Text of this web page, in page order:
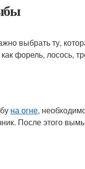
выбрать ту,
форель, лосось,
на огне,
После этого